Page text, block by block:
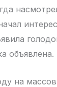
объявлена.
на